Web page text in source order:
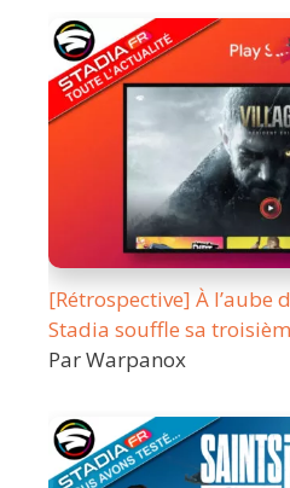
[Rétrospective] À l’aube
Stadia souffle sa
Par Warpanox